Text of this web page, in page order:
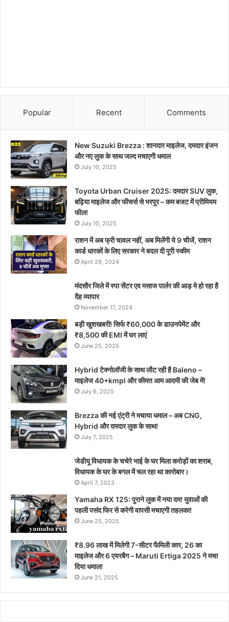
Popular Recent Comments
New Suzuki Brezza : शानदार माइलेज, दमदार इंजन
और नए लुक के साथ जल्द मचाएगी धमाल
July 10, 2025
Toyota Urban Cruiser 2025: दमदार SUV लुक,
बढ़िया माइलेज और फीचर्स से भरपूर – कम बजट में प्रीमियम
फील!
July 10, 2025
राशन में अब फ्री चावल नहीं, अब मिलेंगी ये 9 चीजें, राशन
कार्ड धारकों के लिए सरकार ने बदल दी पूरी स्कीम
April 29, 2024
मंदसौर जिले में स्पा सेंटर एव मसाज पार्लर की आड़ मे हो रहा है
दैह व्यापार
November 17, 2024
बड़ी खुशखबरी! सिर्फ ₹60,000 के डाउनपेमेंट और
₹8,500 की EMI में घर लाएं
June 25, 2025
Hybrid टेक्नोलॉजी के साथ लौट रही है Baleno –
माइलेज 40+kmpl और कीमत आम आदमी की जेब में!
July 6, 2025
Brezza की नई एंट्री ने मचाया धमाल – अब CNG,
Hybrid और दमदार लुक के साथ!
July 7, 2025
जेडीयू विधायक के चचेरे भाई के घर मिला करोड़ों का शराब,
विधायक के घर के बगल में चल रहा था कारोबार।
April 7, 2023
Yamaha RX 125: पुराने लुक में नया दम! युवाओं की
पहली पसंद फिर से करेगी वापसी मचाएगी तहलका!
June 25, 2025
₹8.96 लाख में मिलेगी 7-सीटर फैमिली कार, 26 का
माइलेज और 6 एयरबैग – Maruti Ertiga 2025 ने मचा
दिया धमाल!
June 21, 2025